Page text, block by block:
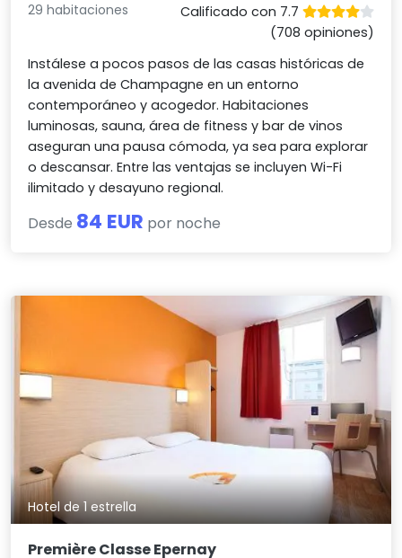
29 habitaciones
Calificado con 7.7
(708 opiniones)
Instálese a pocos pasos de las casas históricas de
la avenida de Champagne en un entorno
contemporáneo y acogedor. Habitaciones
luminosas, sauna, área de fitness y bar de vinos
aseguran una pausa cómoda, ya sea para explorar
o descansar. Entre las ventajas se incluyen Wi-Fi
ilimitado y desayuno regional.
Desde 84 EUR por noche
Hotel de 1 estrella
Première Classe Epernay